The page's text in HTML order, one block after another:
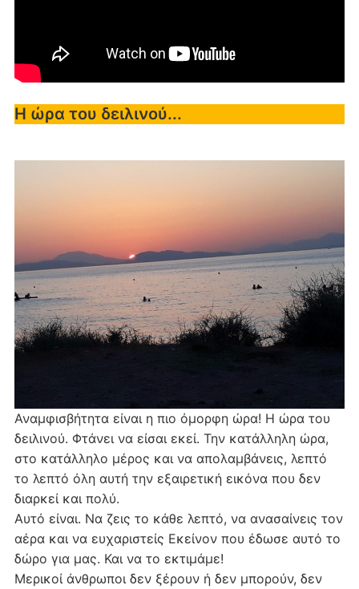
Η ώρα του δειλινού...
Αναμφισβήτητα είναι η πιο όμορφη ώρα! Η ώρα του
δειλινού. Φτάνει να είσαι εκεί. Την κατάλληλη ώρα,
στο κατάλληλο μέρος και να απολαμβάνεις, λεπτό
το λεπτό όλη αυτή την εξαιρετική εικόνα που δεν
διαρκεί και πολύ.
Αυτό είναι. Να ζεις το κάθε λεπτό, να ανασαίνεις τον
αέρα και να ευχαριστείς Εκείνον που έδωσε αυτό το
δώρο για μας. Και να το εκτιμάμε!
Μερικοί άνθρωποι δεν ξέρουν ή δεν μπορούν, δεν